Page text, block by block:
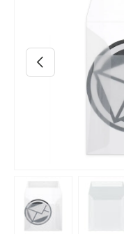
Predchádzajúci